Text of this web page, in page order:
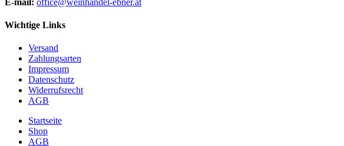
Wichtige Links
Versand
Zahlungsarten
Impressum
Datenschutz
Widerrufsrecht
AGB
Startseite
Shop
AGB